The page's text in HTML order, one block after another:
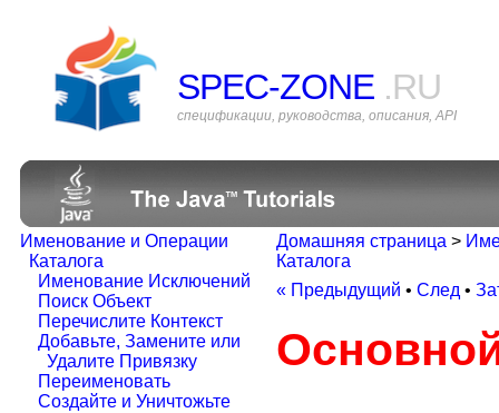
SPEC-ZONE .RU
спецификации, руководства, описания, API
Именование и Операции
Каталога
Именование Исключений
Поиск Объект
Перечислите Контекст
Добавьте, Замените или
Удалите Привязку
Переименовать
Создайте и Уничтожьте
Домашняя страница >
Каталога
« Предыдущий • След •